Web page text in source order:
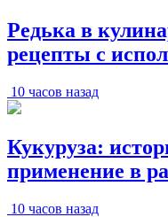
Редька в
рецепты с
10 часов назад
Кукуруза:
применение в
10 часов назад